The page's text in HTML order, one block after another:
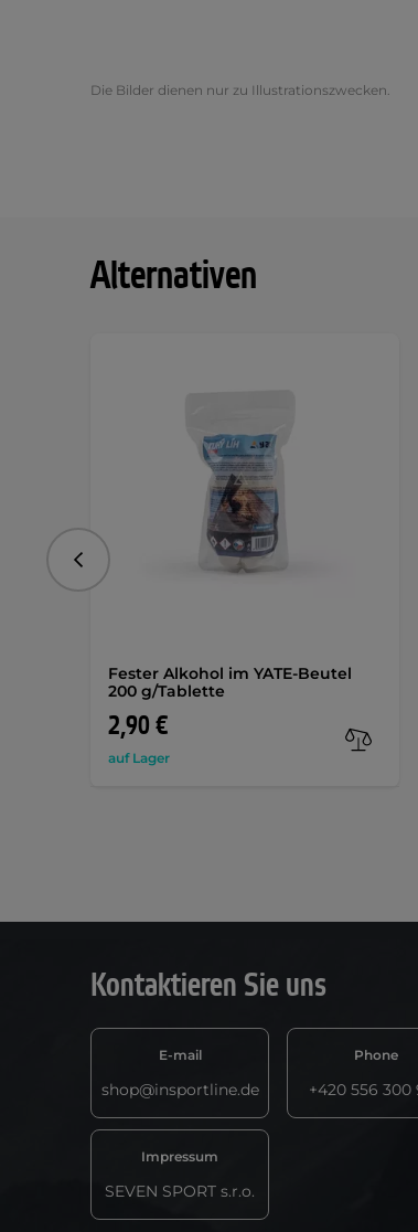
Die Bilder dienen nur zu Illustrationszwecken.
Alternativen
Fester Alkohol im YATE-Beutel
200 g/Tablette
2,90 €
auf Lager
vorhergehend
Kontaktieren Sie uns
E-mail
shop@insportline.de
Phone
+420 556 300
Impressum
SEVEN SPORT s.r.o.